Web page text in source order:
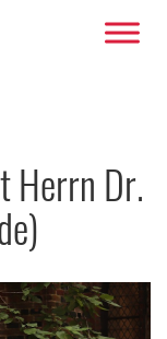
Herrn Dr.